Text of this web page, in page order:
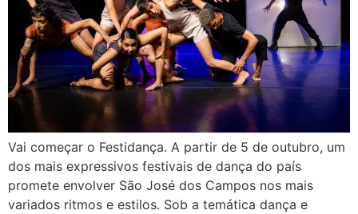
Vai começar o Festidança. A partir de 5 de outubro, um
dos mais expressivos festivais de dança do país
promete envolver São José dos Campos nos mais
variados ritmos e estilos. Sob a temática dança e